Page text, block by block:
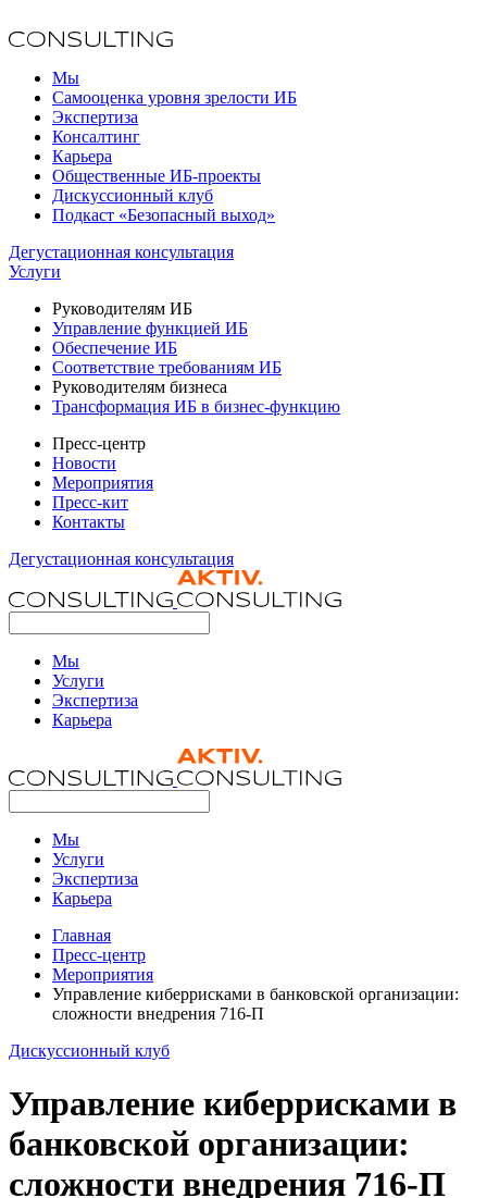
Мы
Самооценка уровня зрелости ИБ
Экспертиза
Консалтинг
Карьера
Общественные ИБ-проекты
Дискуссионный клуб
Подкаст «Безопасный выход»
Дегустационная консультация
Услуги
Руководителям ИБ
Управление функцией ИБ
Обеспечение ИБ
Соответствие требованиям ИБ
Руководителям бизнеса
Трансформация ИБ в бизнес-функцию
Пресс-центр
Новости
Мероприятия
Пресс-кит
Контакты
Дегустационная консультация
Мы
Услуги
Экспертиза
Карьера
Мы
Услуги
Экспертиза
Карьера
Главная
Пресс-центр
Мероприятия
Управление киберрисками в банковской организации:
сложности внедрения 716-П
Дискуссионный клуб
Управление киберрисками в
банковской организации:
сложности внедрения 716-П